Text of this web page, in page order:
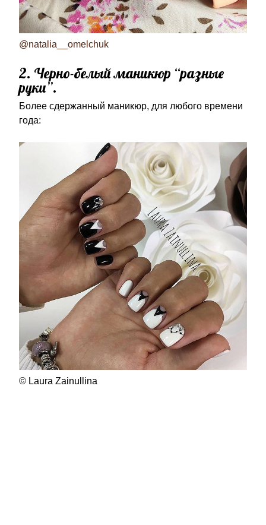
@natalia__omelchuk
2. Черно-белый маникюр “разные
руки”.
Более сдержанный маникюр, для любого времени
года:
© Laura Zainullina